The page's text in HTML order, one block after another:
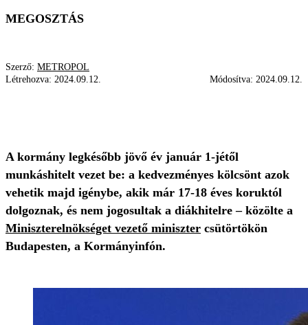
MEGOSZTÁS
Szerző: METROPOL
Létrehozva: 2024.09.12. Módosítva: 2024.09.12.
A kormány legkésőbb jövő év január 1-jétől
munkáshitelt vezet be: a kedvezményes kölcsönt azok
vehetik majd igénybe, akik már 17-18 éves koruktól
dolgoznak, és nem jogosultak a diákhitelre – közölte a
Miniszterelnökséget vezető miniszter csütörtökön
Budapesten, a Kormányinfón.